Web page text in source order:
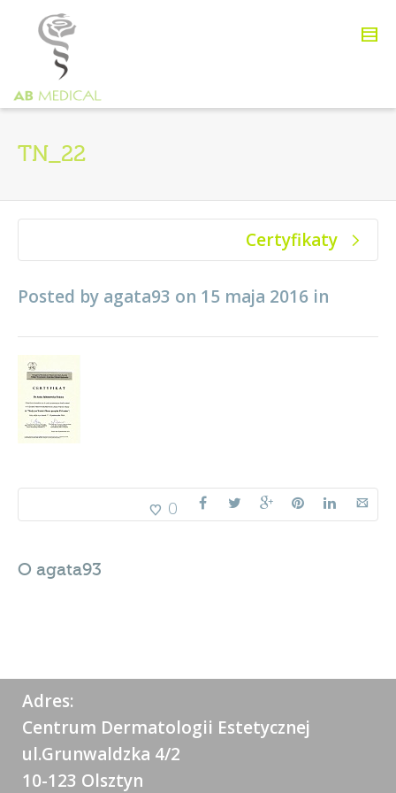
TN_22
Certyfikaty
Posted by agata93 on 15 maja 2016 in
0
O agata93
Adres:
Centrum Dermatologii Estetycznej
ul.Grunwaldzka 4/2
10-123 Olsztyn